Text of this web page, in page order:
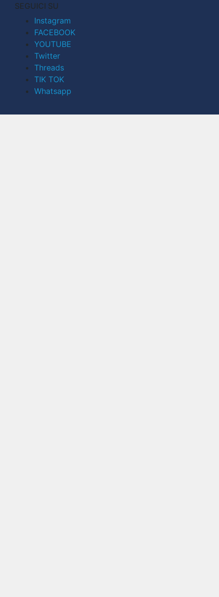
SEGUICI SU
Instagram
FACEBOOK
YOUTUBE
Twitter
Threads
TIK TOK
Whatsapp